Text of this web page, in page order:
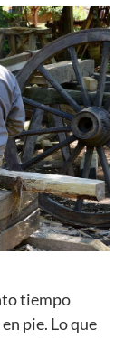
tiempo
pie. Lo que